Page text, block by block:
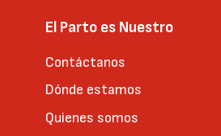
El Parto es Nuestro
Contáctanos
Dónde estamos
Quienes somos